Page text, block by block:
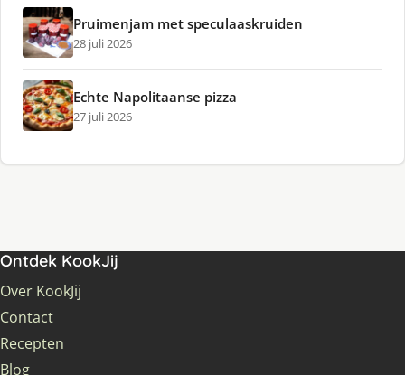
Pruimenjam met speculaaskruiden
28 juli 2026
Echte Napolitaanse pizza
27 juli 2026
Ontdek KookJij
Over KookJij
Contact
Recepten
Blog